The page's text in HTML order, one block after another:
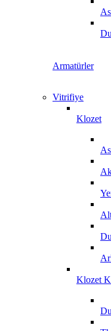
Armatürler
Vitrifiye
Klozet
Klozet